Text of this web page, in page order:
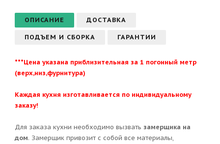
ОПИСАНИЕ ДОСТАВКА
ПОДЪЕМ И СБОРКА ГАРАНТИИ
***Цена указана приблизительная за 1 погонный метр
(верх,низ,фурнитура)
Каждая кухня изготавливается по индивидуальному
заказу!
Для заказа кухни необходимо вызвать замерщика на
дом. Замерщик привозит с собой все материалы,